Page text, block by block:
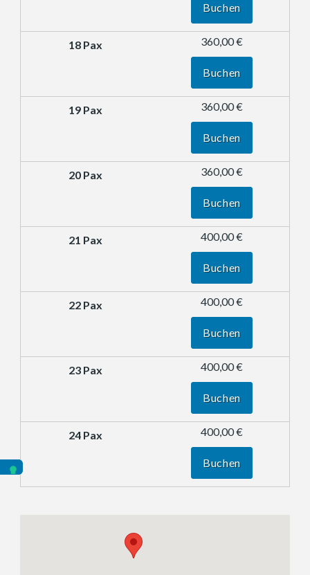
Buchen
360,00 €
Buchen
360,00 €
Buchen
360,00 €
Buchen
400,00 €
Buchen
400,00 €
Buchen
400,00 €
Buchen
400,00 €
Buchen